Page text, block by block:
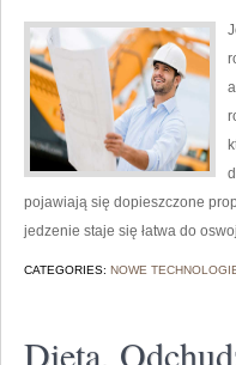
pojawiają się dopieszczone
jedzenie staje się łatwa do
CATEGORIES: NOWE
Dieta,